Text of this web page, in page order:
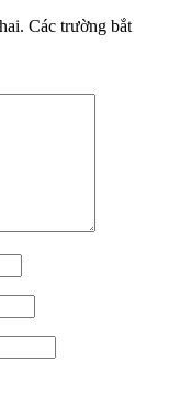
Các trường bắt